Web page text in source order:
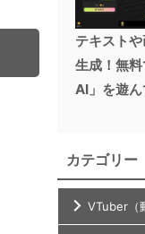
テキスト
生成！無
AI」を遊
カテゴリー
VTuber（